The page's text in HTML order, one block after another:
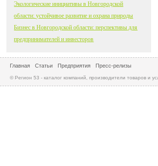
Экологические инициативы в Новгородской
области: устойчивое развитие и охрана природы
Бизнес в Новгородской области: перспективы для
предпринимателей и инвесторов
Главная Статьи Предприятия Пресс-релизы
© Регион 53 - каталог компаний, производители товаров и